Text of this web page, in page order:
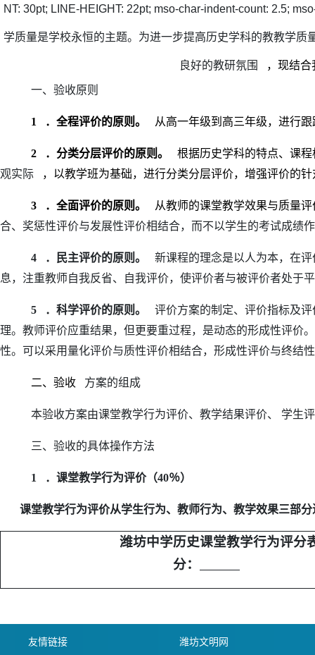
NT: 30pt; LINE-HEIGHT: 22pt; mso-char-indent-count: 2.5;
学质量是学校永恒的主题。为进一步提高历史学科的教教学质
良好的教研氛围 ，现结
一、验收原则
1 ．全程评价的原则。 从高一年级到高三年级，进行
2 ．分类分层评价的原则。
根据历史学科的特点、课
观实际
，以教学班为基础，进行分类分层评价，增强评价的
3 ．全面评价的原则。
从教师的课堂教学效果与质量
合、奖惩性评价与发展性评价相结合，而不以学生的考试成绩
4 ．民主评价的原则。
新课程的理念是以人为本，在
息，注重教师自我反省、自我评价，使评价者与被评价者处于
5 ．科学评价的原则。
评价方案的制定、评价指标及
理。教师评价应重结果，但更要重过程，是动态的形成性评价
性。可以采用量化评价与质性评价相结合，形成性评价与终结
二、验收 方案的组成
本验收方案由课堂教学行为评价、教学结果评价、 学生
三、验收的具体操作方法
1 ．课堂教学行为评价（40％）
课堂教学行为评价从学生行为、教师行为、教学效果三部
潍坊中学历史课堂教学行为评分
分：
友情链接 潍坊文明网